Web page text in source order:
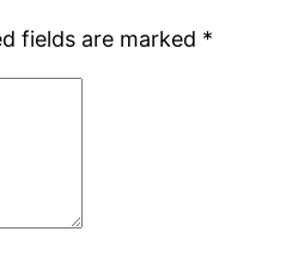
fields are marked *